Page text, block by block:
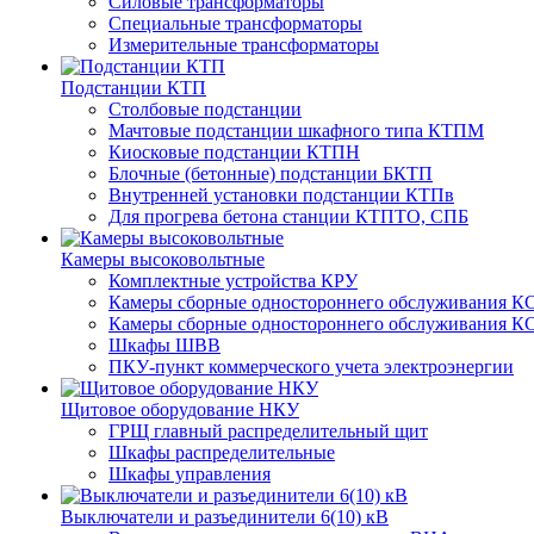
Специальные трансформаторы
Измерительные трансформаторы
Подстанции КТП
Столбовые подстанции
Мачтовые подстанции шкафного типа КТПМ
Киосковые подстанции КТПН
Блочные (бетонные) подстанции БКТП
Внутренней установки подстанции КТПв
Для прогрева бетона станции КТПТО, СПБ
Камеры высоковольтные
Комплектные устройства КРУ
Камеры сборные одностороннего обслуживания
Камеры сборные одностороннего обслуживания
Шкафы ШВВ
ПКУ-пункт коммерческого учета электроэнергии
Щитовое оборудование НКУ
ГРЩ главный распределительный щит
Шкафы распределительные
Шкафы управления
Выключатели и разъединители 6(10) кВ